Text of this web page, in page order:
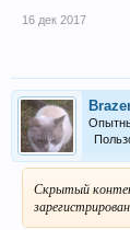
16 дек 2017
Скрытый